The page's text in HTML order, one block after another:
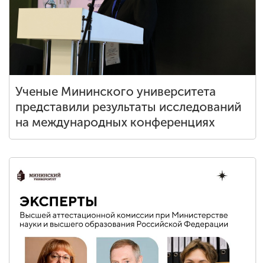
Ученые Мининского университета
представили результаты исследований
на международных конференциях